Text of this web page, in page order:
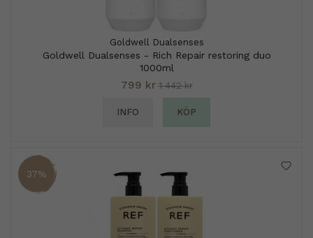
Goldwell Dualsenses
Goldwell Dualsenses - Rich Repair restoring duo
1000ml
799 kr 1 442 kr
INFO KÖP
37%